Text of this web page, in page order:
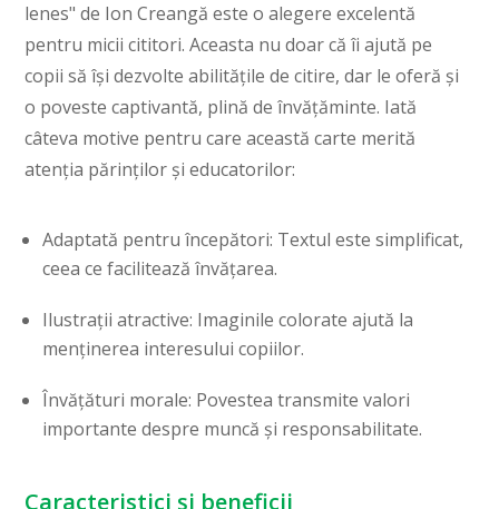
lenes" de Ion Creangă este o alegere excelentă
pentru micii cititori. Aceasta nu doar că îi ajută pe
copii să își dezvolte abilitățile de citire, dar le oferă și
o poveste captivantă, plină de învățăminte. Iată
câteva motive pentru care această carte merită
atenția părinților și educatorilor:
Adaptată pentru începători: Textul este simplificat,
ceea ce facilitează învățarea.
Ilustrații atractive: Imaginile colorate ajută la
menținerea interesului copiilor.
Învățături morale: Povestea transmite valori
importante despre muncă și responsabilitate.
Caracteristici și beneficii